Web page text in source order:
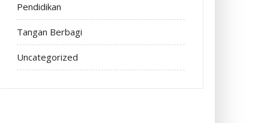
Pendidikan
Tangan Berbagi
Uncategorized